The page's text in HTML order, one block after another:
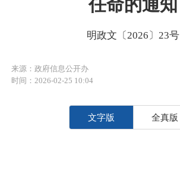
任命的通知
明政文〔2026〕23号
来源：政府信息公开办
时间：2026-02-25 10:04
文字版 全真版